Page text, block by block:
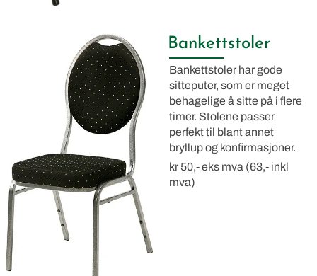
Bankettstoler
Bankettstoler har gode
sitteputer, som er meget
behagelige å sitte på i flere
timer. Stolene passer
perfekt til blant annet
bryllup og konfirmasjoner.
kr 50,- eks mva (63,- inkl
mva)